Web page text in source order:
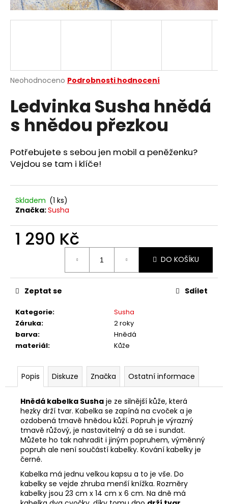
Průměrné
produktu
je
z
hvězdiček.
Neohodnoceno Podrobnosti hodnocení
Ledvinka Susha hnědá
s hnědou přezkou
Potřebujete s sebou jen mobil a peněženku?
Vejdou se tam i klíče!
Skladem (1 ks)
Značka:Susha
1 290 Kč
DO KOŠÍKU
Kategorie:
Susha
Záruka:
2 roky
barva:
Hnědá
materiál: Kůže
Zeptat se Sdílet
Popis Diskuze Značka Ostatní informace
Hnědá kabelka Susha je ze silnější kůže, která
hezky drží tvar. Kabelka se zapíná na cvoček a je
ozdobená tmavě hnědou kůží. Popruh je výrazný
tmavě růžový, je nastavitelný a dá se i sundat.
Můžete ho tak nahradit i jiným popruhem, výměnný
popruh ale není součástí kabelky. Kování kabelky je
černé.
Kabelka má jednu velkou kapsu a to je vše. Do
kabelky se vejde zhruba menší knížka. Rozměry
kabelky jsou 23 cm x 14 cm x 6 cm. Na dně má
a
j
?
HLEDAT
D
p
o
č
m
e